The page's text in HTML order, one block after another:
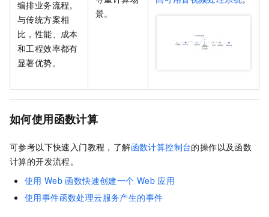
编排业务流程。
与传统方案相
比，性能、成本
和工程效率都有
显著优势。
景。
如何使用函数计算
可参考以下快速入门教程，了解函数计算控制台的操作以及函数
计算的开发流程。
使用 Web 函数快速创建一个 Web 应用
使用事件函数处理云服务产生的事件